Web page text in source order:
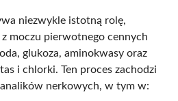
niezwykle istotną rolę,
moczu pierwotnego cennych
glukoza, aminokwasy oraz
i chlorki. Ten proces zachodzi
nerkowych, w tym w: